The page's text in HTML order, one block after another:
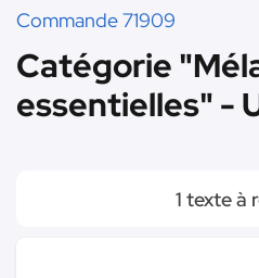
Commande 71909
Catégorie
essentielles" -
1 texte à